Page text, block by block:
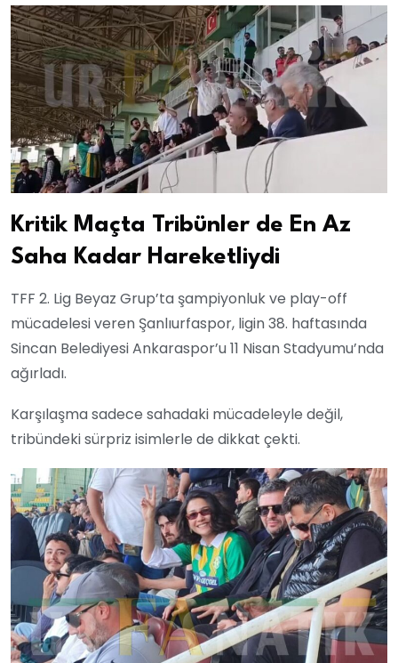
Kritik Maçta Tribünler de En Az
Saha Kadar Hareketliydi
TFF 2. Lig Beyaz Grup’ta şampiyonluk ve play-off
mücadelesi veren Şanlıurfaspor, ligin 38. haftasında
Sincan Belediyesi Ankaraspor’u 11 Nisan Stadyumu’nda
ağırladı.
Karşılaşma sadece sahadaki mücadeleyle değil,
tribündeki sürpriz isimlerle de dikkat çekti.